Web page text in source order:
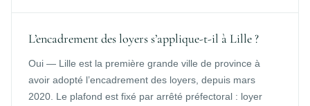
L’encadrement des loyers s’applique-t-il à Lille ?
Oui — Lille est la première grande ville de province à
avoir adopté l’encadrement des loyers, depuis mars
2020. Le plafond est fixé par arrêté préfectoral : loyer